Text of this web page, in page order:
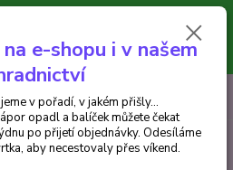
odeslání z e-shopu je 300 Kč.
opadl a balíček můžete čekat
po přijetí objednávky. Objednávky
pořadí, v jakém přišly...
Menu
CZK
e-shopu i v našem
v pořadí, v jakém přišly...
opadl a balíček můžete čekat
po přijetí objednávky. Odesíláme
aby necestovaly přes víkend.